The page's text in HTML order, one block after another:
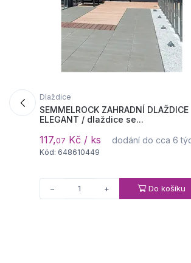
Dlaždice
SEMMELROCK ZAHRADNÍ DLAŽDICE
ELEGANT / dlaždice se...
117,07 Kč / ks dodání do cca 6
Kód: 648610449
− + Do košíku